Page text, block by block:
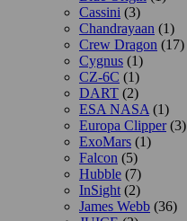
Cassini (3)
Chandrayaan (1)
Crew Dragon (17)
Cygnus (1)
CZ-6C (1)
DART (2)
ESA NASA (1)
Europa Clipper(3)
ExoMars (1)
Falcon (5)
Hubble (7)
InSight (2)
James Webb (36)